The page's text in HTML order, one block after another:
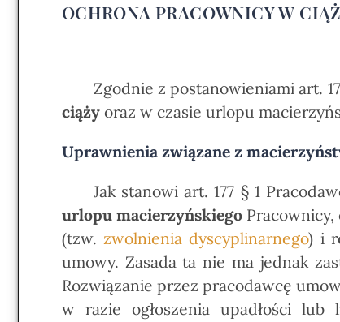
OCHRONA PRACOWNICY W
Zgodnie z postanowieniami art.
ciążyoraz w czasie urlopu
Uprawnienia związane z
Jak stanowi art. 177 § 1
urlopu macierzyńskiegoPracownicy,
(tzw.zwolnienia dyscyplinarnego) i
umowy. Zasada ta nie ma jednak
Rozwiązanie przez pracodawcę
w razie ogłoszenia upadłości lub